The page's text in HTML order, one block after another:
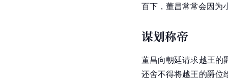
百下，董昌常常会因为
谋划称帝
董昌向朝廷请求越王的
还舍不得将越王的爵位